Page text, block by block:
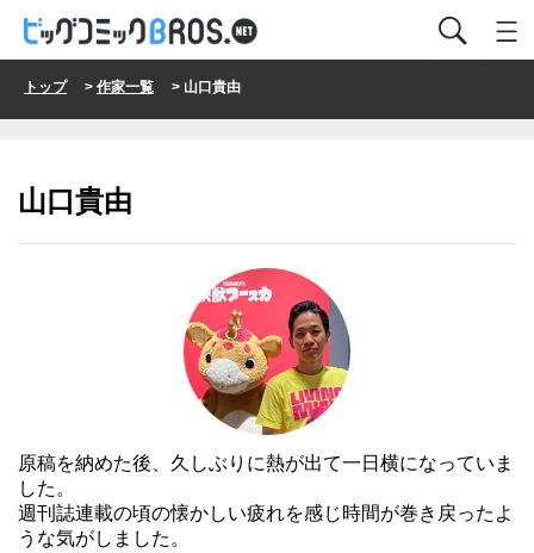
トップ> 作家一覧 > 山口貴由
山口貴由
原稿を納めた後、久しぶりに熱が出て一日横になっていま
した。
週刊誌連載の頃の懐かしい疲れを感じ時間が巻き戻ったよ
うな気がしました。